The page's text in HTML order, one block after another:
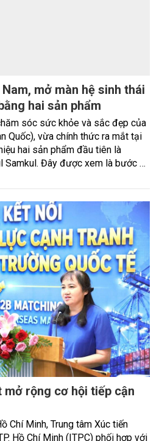
giao ông Shaun Seow - CEO Tổ
Á (PAA).
Nam, mở màn hệ sinh thái
hai sản phẩm
sóc sức khỏe và sắc đẹp của
Quốc), vừa chính thức ra mắt tại
hai sản phẩm đầu tiên là
Samkul. Đây được xem là bước đi
triển hệ sinh thái Korean